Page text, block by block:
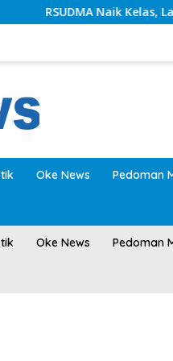
Naik Kelas, Layanan
Oke News Pedoman
Oke News Pedoman